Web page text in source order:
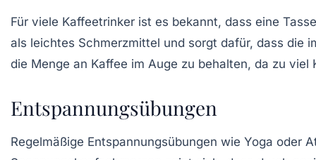
Für viele Kaffeetrinker ist es bekannt, dass eine
als leichtes Schmerzmittel und sorgt dafür, dass die
die Menge an Kaffee im Auge zu behalten, da zu
Entspannungsübungen
Regelmäßige Entspannungsübungen wie Yoga oder